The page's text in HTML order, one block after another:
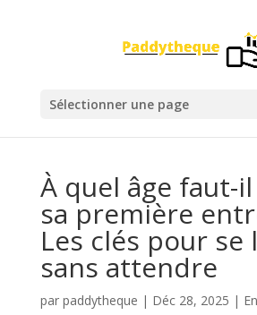
Sélectionner une page
À quel âge faut-
sa première
Les clés pour se
sans attendre
par paddytheque | Déc 28, 2025 |